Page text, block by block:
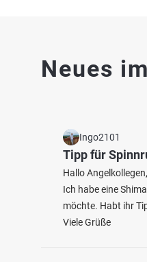
Baggersee bei 47533 Kleve
Neues
Ingo2101
Tipp für
Hallo Angelkollegen,
Ich habe eine
möchte. Habt ihr
Viele Grüße